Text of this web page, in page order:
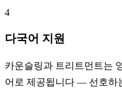
4
다국어 지원
카운슬링과 트리트먼트는
어로 제공됩니다 — 선호하